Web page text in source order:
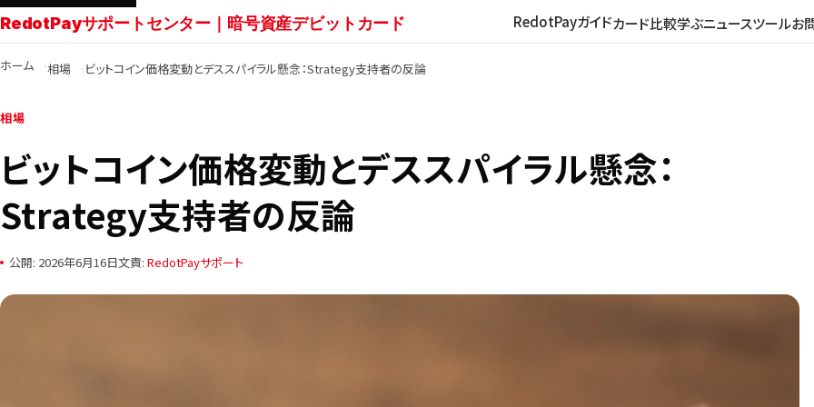
RedotPayサポートセンター｜暗号資産デビットカード RedotPayガイドカード比較学ぶニュースツールお
ホーム
相場 ビットコイン価格変動とデススパイラル懸念：Strategy支持者の反論
相場
ビットコイン価格変動とデススパイラル懸念：
Strategy支持者の反論
公開: 2026年6月16日文責: RedotPayサポート